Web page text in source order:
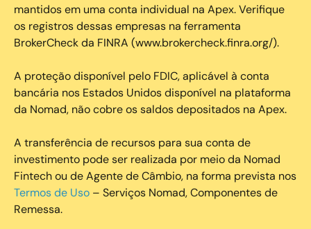
mantidos em uma conta individual na Apex. Verifique
os registros dessas empresas na ferramenta
BrokerCheck da FINRA (www.brokercheck.finra.org/).
A proteção disponível pelo FDIC, aplicável à conta
bancária nos Estados Unidos disponível na plataforma
da Nomad, não cobre os saldos depositados na Apex.
A transferência de recursos para sua conta de
investimento pode ser realizada por meio da Nomad
Fintech ou de Agente de Câmbio, na forma prevista nos
Termos de Uso – Serviços Nomad, Componentes de
Remessa.